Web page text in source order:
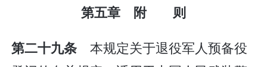
第五章 附 则
第二十九条 本规定关于退役军人预备役